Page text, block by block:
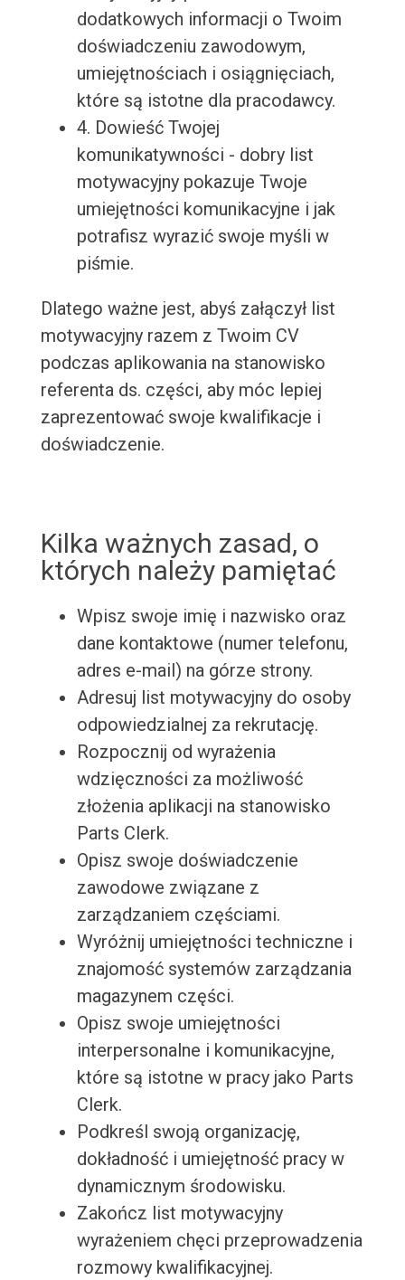
dodatkowych informacji o Twoim
doświadczeniu zawodowym,
umiejętnościach i osiągnięciach,
które są istotne dla pracodawcy.
4. Dowieść Twojej
komunikatywności - dobry list
motywacyjny pokazuje Twoje
umiejętności komunikacyjne i jak
potrafisz wyrazić swoje myśli w
piśmie.
Dlatego ważne jest, abyś załączył list
motywacyjny razem z Twoim CV
podczas aplikowania na stanowisko
referenta ds. części, aby móc lepiej
zaprezentować swoje kwalifikacje i
doświadczenie.
Kilka ważnych zasad, o
których należy pamiętać
Wpisz swoje imię i nazwisko oraz
dane kontaktowe (numer telefonu,
adres e-mail) na górze strony.
Adresuj list motywacyjny do osoby
odpowiedzialnej za rekrutację.
Rozpocznij od wyrażenia
wdzięczności za możliwość
złożenia aplikacji na stanowisko
Parts Clerk.
Opisz swoje doświadczenie
zawodowe związane z
zarządzaniem częściami.
Wyróżnij umiejętności techniczne i
znajomość systemów zarządzania
magazynem części.
Opisz swoje umiejętności
interpersonalne i komunikacyjne,
które są istotne w pracy jako Parts
Clerk.
Podkreśl swoją organizację,
dokładność i umiejętność pracy w
dynamicznym środowisku.
Zakończ list motywacyjny
wyrażeniem chęci przeprowadzenia
rozmowy kwalifikacyjnej.